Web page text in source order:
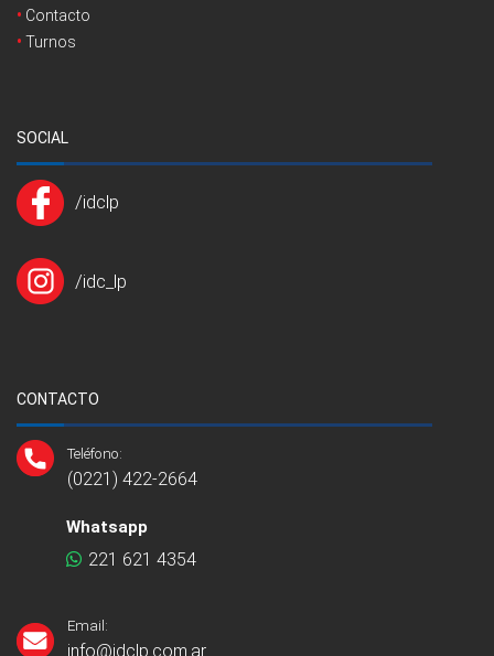
Contacto
Turnos
SOCIAL
/idclp
/idc_lp
CONTACTO
Teléfono:
(0221) 422-2664
Whatsapp
221 621 4354
Email:
info@idclp.com.ar